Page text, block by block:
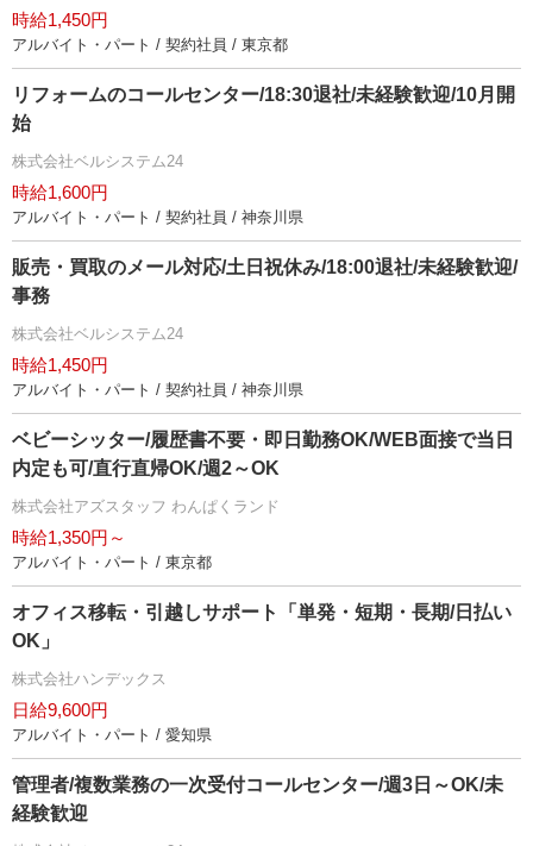
時給1,450円
アルバイト・パート / 契約社員 / 東京都
リフォームのコールセンター/18:30退社/未経験歓迎/10月開
始
株式会社ベルシステム24
時給1,600円
アルバイト・パート / 契約社員 / 神奈川県
販売・買取のメール対応/土日祝休み/18:00退社/未経験歓迎/
事務
株式会社ベルシステム24
時給1,450円
アルバイト・パート / 契約社員 / 神奈川県
ベビーシッター/履歴書不要・即日勤務OK/WEB面接で当日
内定も可/直行直帰OK/週2～OK
株式会社アズスタッフ わんぱくランド
時給1,350円～
アルバイト・パート / 東京都
オフィス移転・引越しサポート「単発・短期・長期/日払い
OK」
株式会社ハンデックス
日給9,600円
アルバイト・パート / 愛知県
管理者/複数業務の一次受付コールセンター/週3日～OK/未
経験歓迎